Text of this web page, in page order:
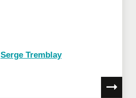
Serge Tremblay